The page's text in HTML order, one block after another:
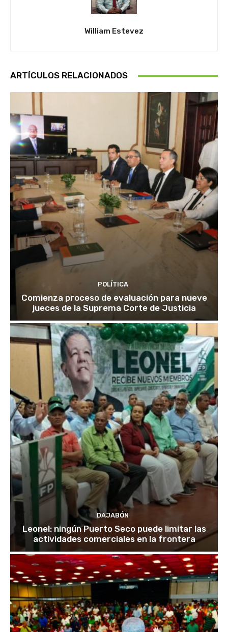
William Estevez
ARTÍCULOS RELACIONADOS
POLÍTICA
Comienza proceso de evaluación para nueve
jueces de la Suprema Corte de Justicia
DAJABÓN
Leonel: ningún Puerto Seco puede limitar las
actividades comerciales en la frontera